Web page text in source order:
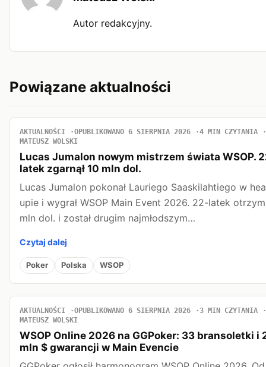
Autor redakcyjny.
Powiązane aktualności
AKTUALNOŚCI OPUBLIKOWANO 6 SIERPNIA 2026
4 MIN CZYTANIA
MATEUSZ WOLSKI
Lucas Jumalon nowym mistrzem świata WSOP.
latek zgarnął 10 mln dol.
Lucas Jumalon pokonał Lauriego Saaskilahtiego w
upie i wygrał WSOP Main Event 2026. 22-latek
mln dol. i został drugim najmłodszym…
Czytaj dalej
Poker Polska WSOP
AKTUALNOŚCI OPUBLIKOWANO 6 SIERPNIA 2026
3 MIN CZYTANIA
MATEUSZ WOLSKI
WSOP Online 2026 na GGPoker: 33 bransoletki i
mln $ gwarancji w Main Evencie